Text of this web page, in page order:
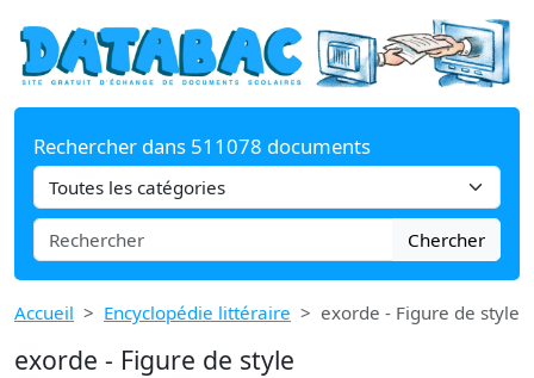
Rechercher dans 511078 documents
Chercher
Accueil Encyclopédie littéraire exorde - Figure de style
exorde - Figure de style